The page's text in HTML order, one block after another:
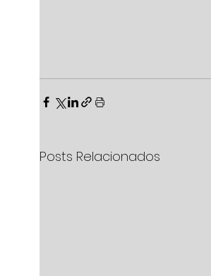
Posts Relacionados